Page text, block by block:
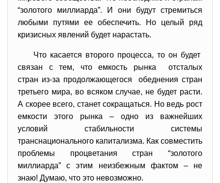
“золотого миллиарда”. И они будут стремиться
любыми путями ее обеспечить. Но целый ряд
кризисных явлений будет нарастать.
Что касается второго процесса, то он будет
связан с тем, что емкость рынка отсталых
стран из-за продолжающегося обеднения стран
третьего мира, во всяком случае, не будет расти.
А скорее всего, станет сокращаться. Но ведь рост
емкости этого рынка – одно из важнейших
условий стабильности системы
транснационального капитализма. Как совместить
проблемы процветания стран “золотого
миллиарда” с этим неизбежным фактом – не
знаю! Думаю, что это невозможно.